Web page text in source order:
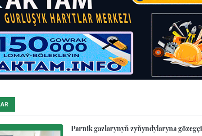
Parnik gazlarynyň zyňyndylaryna